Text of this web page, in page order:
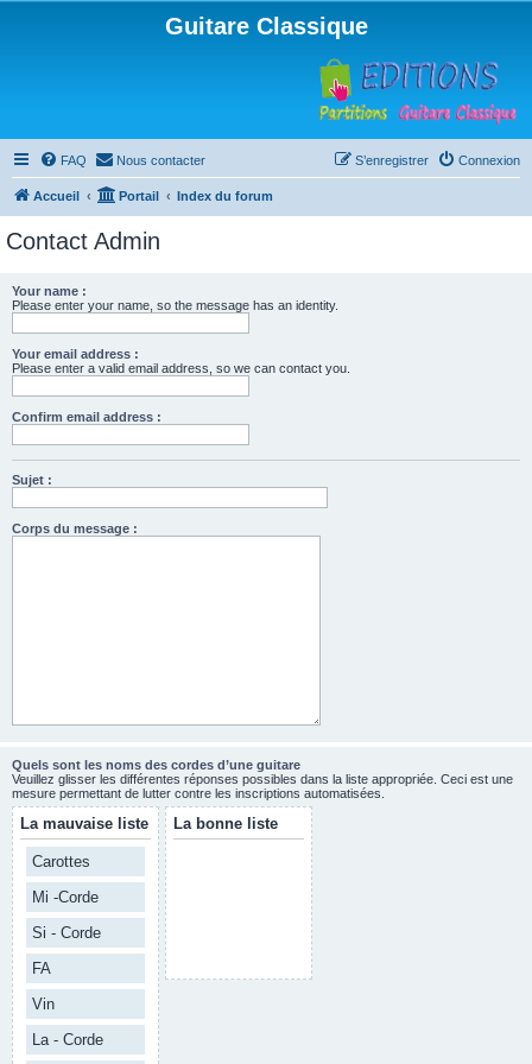
Guitare Classique
FAQ Nous contacter Connexion
S’enregistrer
Accueil Portail Index du forum
Contact Admin
Your name :
Please enter your name, so the message has an identity.
Your email address :
Please enter a valid email address, so we can contact you.
Confirm email address :
Sujet :
Corps du message :
Quels sont les noms des cordes d’une guitare
Veuillez glisser les différentes réponses possibles dans la liste appropriée. Ceci est une
mesure permettant de lutter contre les inscriptions automatisées.
La mauvaise liste
Carottes
Mi -Corde
Si - Corde
FA
Vin
La - Corde
La bonne liste